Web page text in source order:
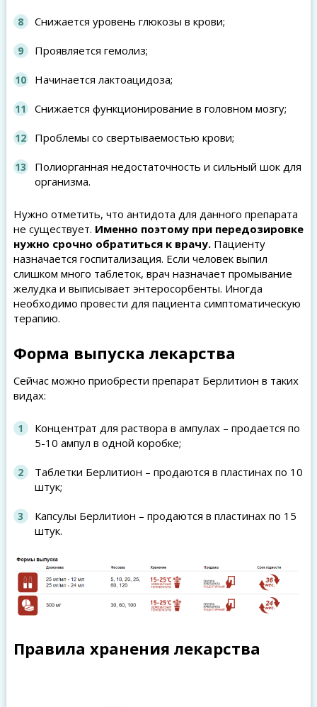
Снижается уровень глюкозы в крови;
Проявляется гемолиз;
Начинается лактоацидоза;
Снижается функционирование в головном мозгу;
Проблемы со свертываемостью крови;
Полиорганная недостаточность и сильный шок для
организма.
Нужно отметить, что антидота для данного препарата
не существует. Именно поэтому при передозировке
нужно срочно обратиться к врачу.Пациенту
назначается госпитализация. Если человек выпил
слишком много таблеток, врач назначает промывание
желудка и выписывает энтеросорбенты. Иногда
необходимо провести для пациента симптоматическую
терапию.
Форма выпуска лекарства
Сейчас можно приобрести препарат Берлитион в таких
видах:
Концентрат для раствора в ампулах – продается по
5-10 ампул в одной коробке;
Таблетки Берлитион – продаются в пластинах по 10
штук;
Капсулы Берлитион – продаются в пластинах по 15
штук.
Правила хранения лекарства